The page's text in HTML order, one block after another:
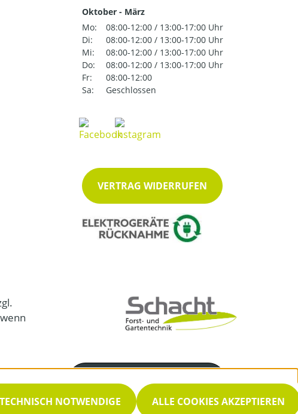
Oktober - März
Mo:
08:00-12:00 / 13:00-17:00 Uhr
Di:
08:00-12:00 / 13:00-17:00 Uhr
Mi:
08:00-12:00 / 13:00-17:00 Uhr
Do:
08:00-12:00 / 13:00-17:00 Uhr
Fr:
08:00-12:00
Sa:
Geschlossen
VERTRAG WIDERRUFEN
04862 / 792
NOTWENDIGE ALLE COOKIES AKZEPTIEREN